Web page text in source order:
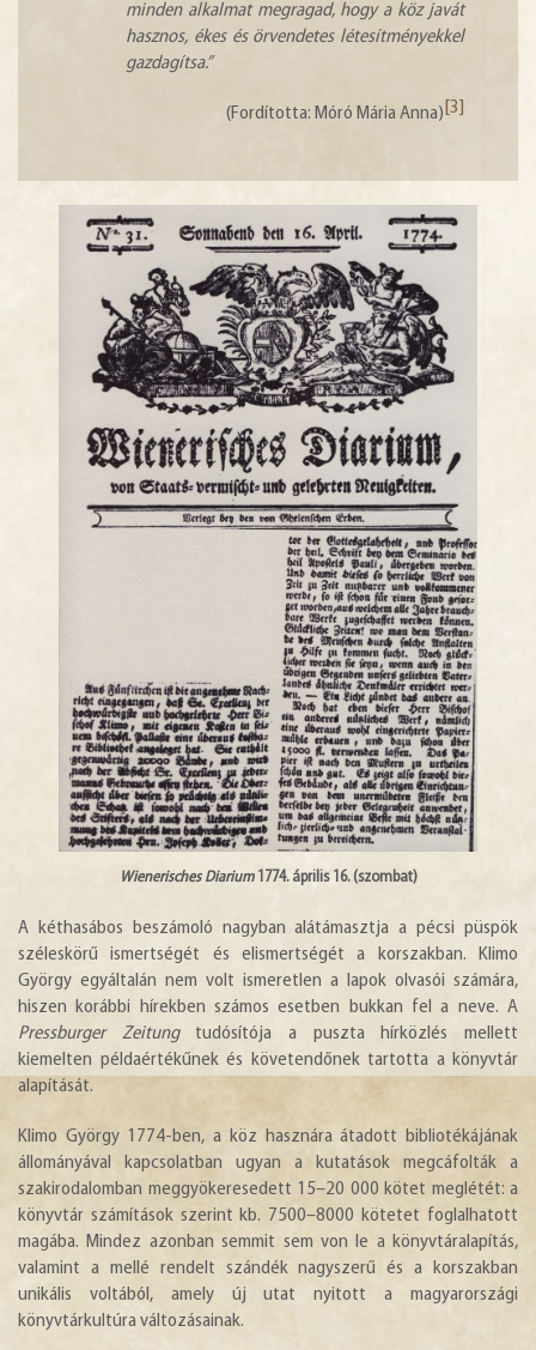
minden alkalmat megragad, hogy a köz javát
hasznos, ékes és örvendetes létesítményekkel
gazdagítsa.”
(Fordította: Móró Mária Anna) [3]
Wienerisches Diarium1774. április 16. (szombat)
A kéthasábos beszámoló nagyban alátámasztja a pécsi püspök
széleskörű ismertségét és elismertségét a korszakban. Klimo
György egyáltalán nem volt ismeretlen a lapok olvasói számára,
hiszen korábbi hírekben számos esetben bukkan fel a neve. A
Pressburger Zeitungtudósítója a puszta hírközlés mellett
kiemelten példaértékűnek és követendőnek tartotta a könyvtár
alapítását.
Klimo György 1774-ben, a köz hasznára átadott bibliotékájának
állományával kapcsolatban ugyan a kutatások megcáfolták a
szakirodalomban meggyökeresedett 15–20 000 kötet meglétét: a
könyvtár számítások szerint kb. 7500–8000 kötetet foglalhatott
magába. Mindez azonban semmit sem von le a könyvtáralapítás,
valamint a mellé rendelt szándék nagyszerű és a korszakban
unikális voltából, amely új utat nyitott a magyarországi
könyvtárkultúra változásainak.